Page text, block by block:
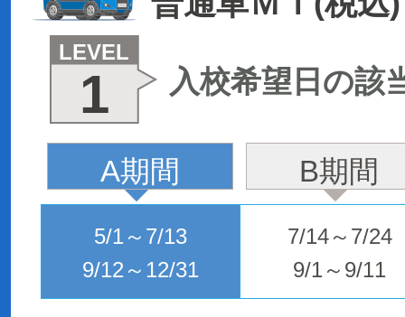
LEVEL
1 入校希望日の該
A期間 B期間
5/1～7/13
9/12～12/31
7/14～7/24
9/1～9/11